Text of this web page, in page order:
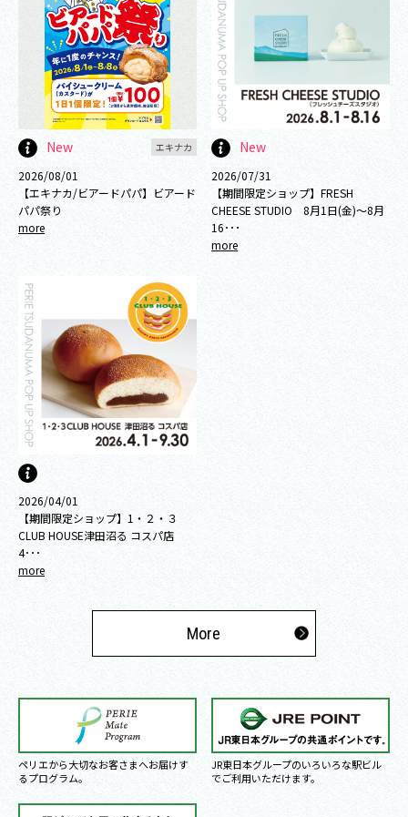
New
2026/08/01
エキナカ
【エキナカ/ビアードパパ】ビアード
パパ祭り
more
New
2026/07/31
【期間限定ショップ】FRESH
CHEESE STUDIO 8月1日(金)～8月
16･･･
more
2026/04/01
【期間限定ショップ】1・２・３
CLUB HOUSE津田沼る コスパ店
4･･･
more
More
ペリエから大切なお客さまへお届けす
るプログラム。
JR東日本グループのいろいろな駅ビル
でご利用いただけます。